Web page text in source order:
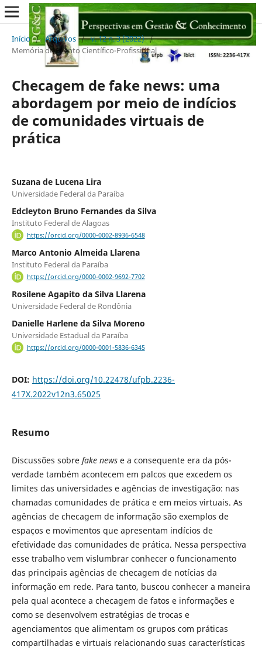
Início / Arquivos / v. 12 n. 3 (2022) /
Memória de Evento Científico-Profissional
Checagem de fake news: uma
abordagem por meio de indícios
de comunidades virtuais de
prática
Suzana de Lucena Lira
Universidade Federal da Paraíba
Edcleyton Bruno Fernandes da Silva
Instituto Federal de Alagoas
https://orcid.org/0000-0002-8936-6548
Marco Antonio Almeida Llarena
Instituto Federal da Paraíba
https://orcid.org/0000-0002-9692-7702
Rosilene Agapito da Silva Llarena
Universidade Federal de Rondônia
Danielle Harlene da Silva Moreno
Universidade Estadual da Paraíba
https://orcid.org/0000-0001-5836-6345
DOI: https://doi.org/10.22478/ufpb.2236-
417X.2022v12n3.65025
Resumo
Discussões sobre fake newse a consequente era da pós-
verdade também acontecem em palcos que excedem os
limites das universidades e agências de investigação: nas
chamadas comunidades de prática e em meios virtuais. As
agências de checagem de informação são exemplos de
espaços e movimentos que apresentam indícios de
efetividade das comunidades de prática. Nessa perspectiva
esse trabalho vem vislumbrar conhecer o funcionamento
das principais agências de checagem de notícias da
informação em rede. Para tanto, buscou conhecer a maneira
pela qual acontece a checagem de fatos e informações e
como se desenvolvem estratégias de trocas e
agenciamentos que alimentam os grupos com práticas
compartilhadas e virtuais relacionando suas características